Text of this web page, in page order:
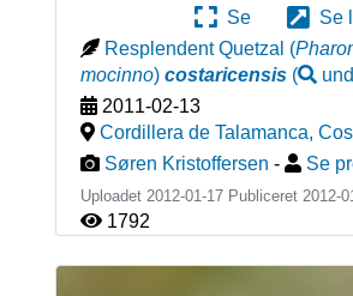
Se
Se
Resplendent Quetzal (
mocinno) costaricensis(
2011-02-13
Cordillera de Talamanca,
Søren Kristoffersen - Se
Uploadet 2012-01-17 Publiceret 2012-
1792